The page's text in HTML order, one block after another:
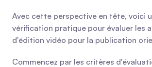
Avec cette perspective en tête, voici
vérification pratique pour évaluer les
d'édition vidéo pour la publication
Commencez par les critères